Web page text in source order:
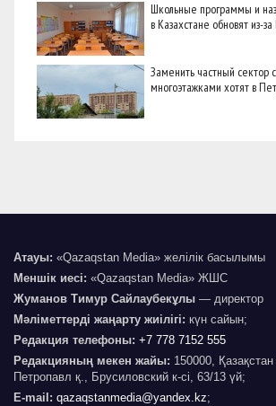
Школьные программы и
в Казахстане обновят из-
Заменить частный сектор
многоэтажками хотят в
Атауы: «Qazaqstan Media» желілік басылымы
Меншік иесі: «Qazaqstan Media» ЖШС
Жуманов Тимур Сайлаубекұлы — директор
Мәліметтерді жаңарту жиілігі: күн сайын;
Редакция телефоны: +7 778 7152 555
Редакцияның мекен жайы: 150000,
Петропавл қ., Брусиловский к-сі, 63/13 үй;
E-mail: qazaqstanmedia@yandex.kz;